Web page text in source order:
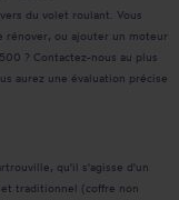
du volet roulant. Vous
rénover, ou ajouter un moteur
? Contactez-nous au plus
aurez une évaluation précise
qu'il s'agisse d'un
traditionnel (coffre non